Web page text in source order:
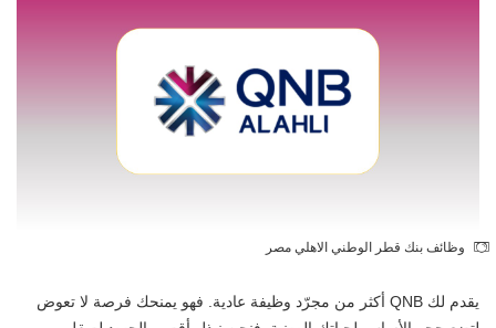
وظائف بنك قطر الوطني الاهلي مصر
يقدم لك QNB أكثر من مجرّد وظيفة عادية. فهو يمنحك فرصة لا تعوض